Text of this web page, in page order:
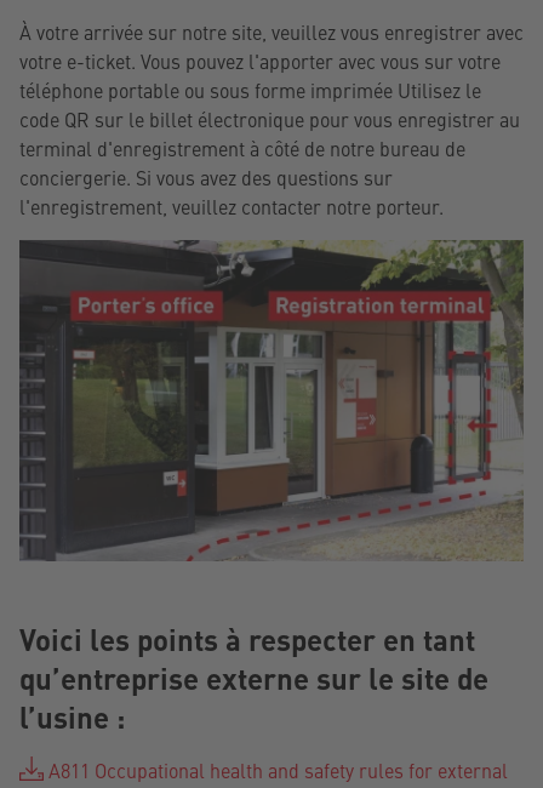
À votre arrivée sur notre site, veuillez vous enregistrer avec
votre e-ticket. Vous pouvez l'apporter avec vous sur votre
téléphone portable ou sous forme imprimée Utilisez le
code QR sur le billet électronique pour vous enregistrer au
terminal d'enregistrement à côté de notre bureau de
conciergerie. Si vous avez des questions sur
l'enregistrement, veuillez contacter notre porteur.
Voici les points à respecter en tant
qu’entreprise externe sur le site de
l’usine :
A811 Occupational health and safety rules for external